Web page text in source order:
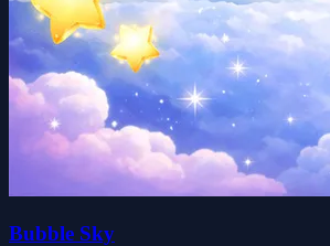
Bubble Sky